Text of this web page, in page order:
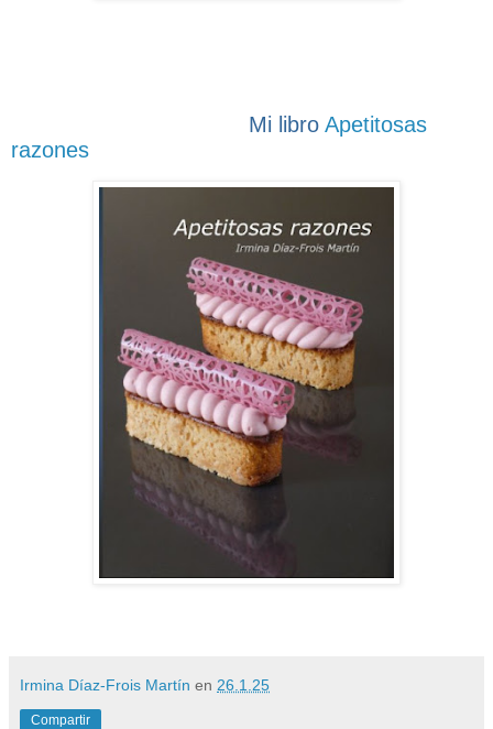
Mi libro Apetitosas
razones
Irmina Díaz-Frois Martín en 26.1.25
Compartir